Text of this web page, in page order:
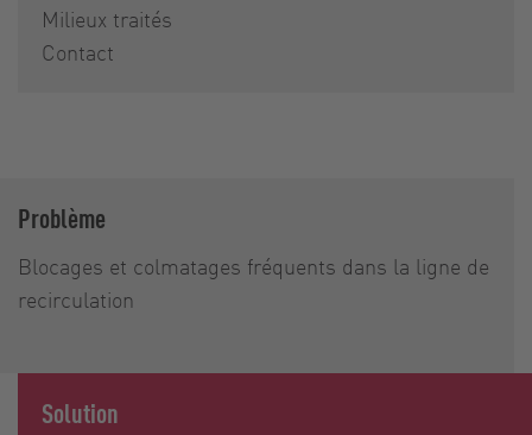
Milieux traités
Contact
Problème
Blocages et colmatages fréquents dans la ligne de
recirculation
Solution